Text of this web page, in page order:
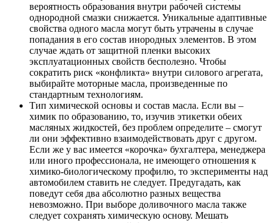
вероятность образования внутри рабочей системы
однородной смазки снижается. Уникальные адаптивные
свойства одного масла могут быть утрачены в случае
попадания в его состав инородных элементов. В этом
случае ждать от защитной пленки высоких
эксплуатационных свойств бесполезно. Чтобы
сократить риск «конфликта» внутри силового агрегата,
выбирайте моторные масла, произведенные по
стандартным технологиям.
Тип химической основы и состав масла. Если вы –
химик по образованию, то, изучив этикетки обеих
масляных жидкостей, без проблем определите – смогут
ли они эффективно взаимодействовать друг с другом.
Если же у вас имеется «корочка» бухгалтера, менеджера
или иного профессионала, не имеющего отношения к
химико-биологическому профилю, то эксперименты над
автомобилем ставить не следует. Предугадать, как
поведут себя два абсолютно разных вещества
невозможно. При выборе доливочного масла также
следует сохранять химическую основу. Мешать